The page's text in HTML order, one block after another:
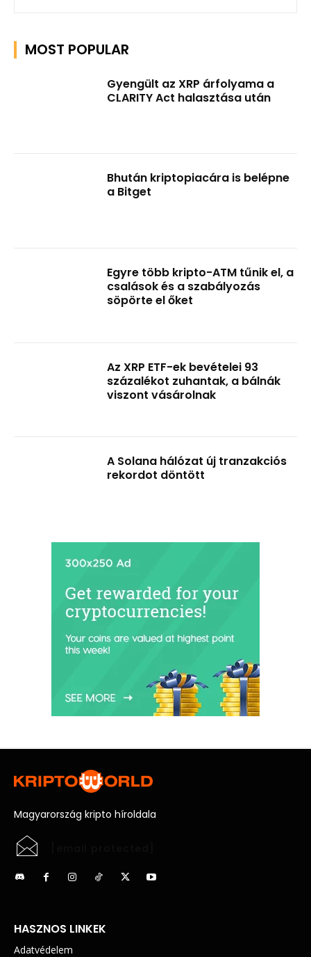
MOST POPULAR
Gyengült az XRP árfolyama a
CLARITY Act halasztása után
Bhután kriptopiacára is belépne
a Bitget
Egyre több kripto-ATM tűnik el, a
csalások és a szabályozás
söpörte el őket
Az XRP ETF-ek bevételei 93
százalékot zuhantak, a bálnák
viszont vásárolnak
A Solana hálózat új tranzakciós
rekordot döntött
Magyarország kripto híroldala
HASZNOS LINKEK
Adatvédelem